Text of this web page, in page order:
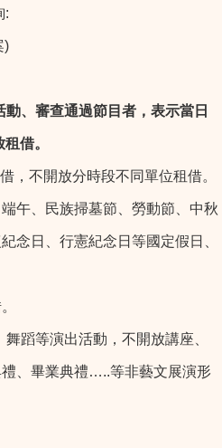
:
)
、審查通過節目者，表示當日
借。
，不開放分時段不同單位租借。
午、民族掃墓節、勞動節、中秋
念日、行憲紀念日等國定假日、
蹈等演出活動，不開放講座、
、畢業典禮…..等非藝文展演形